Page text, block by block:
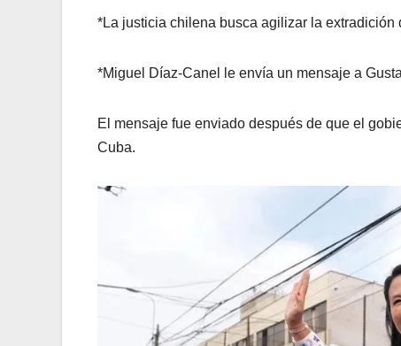
*La justicia chilena busca agilizar la extradición
*Miguel Díaz-Canel le envía un mensaje a
El mensaje fue enviado después de que el
Cuba.